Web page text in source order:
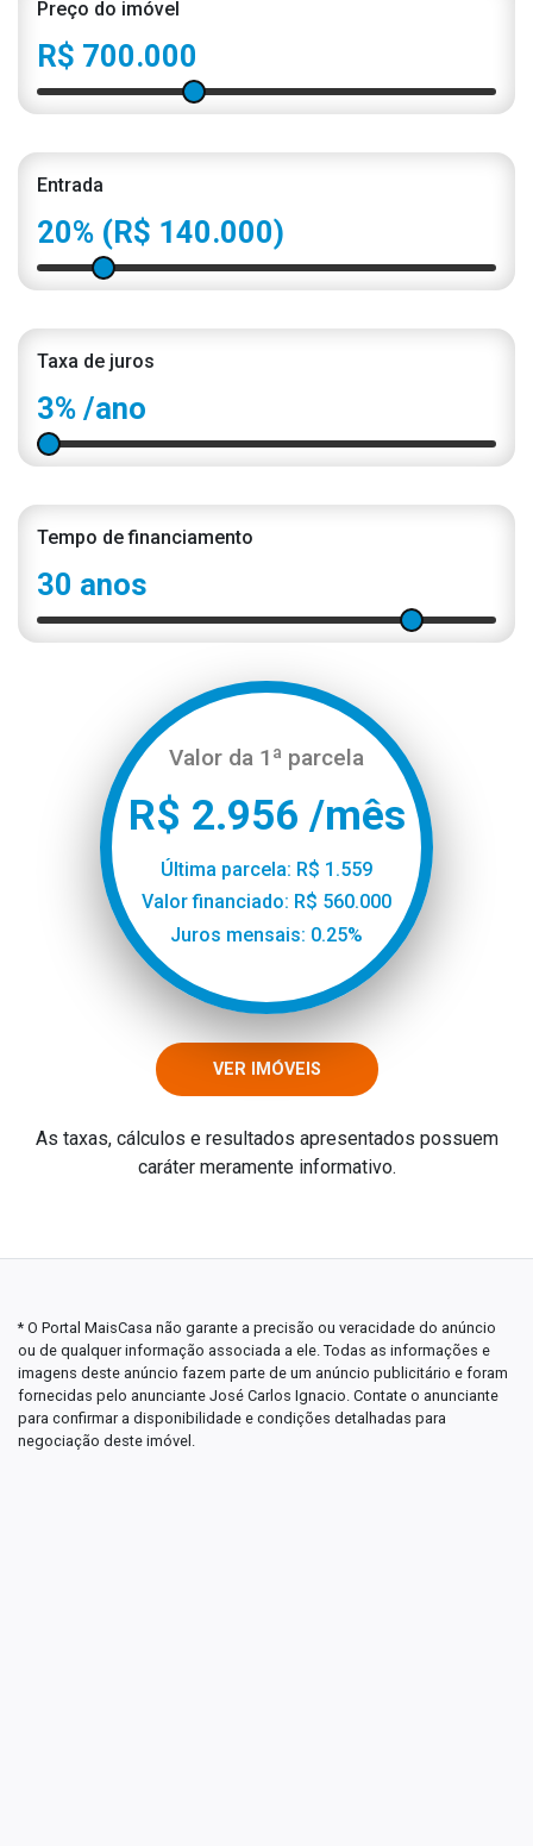
Preço do imóvel
R$ 700.000
Entrada
20% (R$ 140.000)
Taxa de juros
3% /ano
Tempo de financiamento
30 anos
Valor da 1ª parcela
R$ 2.956 /mês
Última parcela: R$ 1.559
Valor financiado: R$ 560.000
Juros mensais: 0.25%
VER IMÓVEIS
As taxas, cálculos e resultados apresentados possuem
caráter meramente informativo.
* O Portal MaisCasa não garante a precisão ou veracidade do anúncio
ou de qualquer informação associada a ele. Todas as informações e
imagens deste anúncio fazem parte de um anúncio publicitário e foram
fornecidas pelo anunciante José Carlos Ignacio. Contate o anunciante
para confirmar a disponibilidade e condições detalhadas para
negociação deste imóvel.